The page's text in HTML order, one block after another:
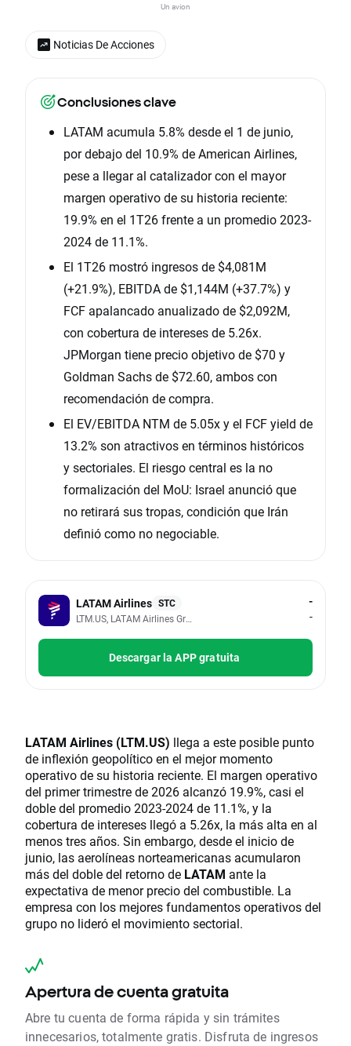
Un avion
Conclusiones clave
LATAM acumula 5.8% desde el 1 de junio,
por debajo del 10.9% de American Airlines,
pese a llegar al catalizador con el mayor
margen operativo de su historia reciente:
19.9% en el 1T26 frente a un promedio 2023-
2024 de 11.1%.
El 1T26 mostró ingresos de $4,081M
(+21.9%), EBITDA de $1,144M (+37.7%) y
FCF apalancado anualizado de $2,092M,
con cobertura de intereses de 5.26x.
JPMorgan tiene precio objetivo de $70 y
Goldman Sachs de $72.60, ambos con
recomendación de compra.
El EV/EBITDA NTM de 5.05x y el FCF yield de
13.2% son atractivos en términos históricos
y sectoriales. El riesgo central es la no
formalización del MoU: Israel anunció que
no retirará sus tropas, condición que Irán
definió como no negociable.
LATAM Airlines STC
LTM.US, LATAM Airlines Group SA
-
-
Descargar la APP gratuita
LATAM Airlines (LTM.US) llega a este posible punto
de inflexión geopolítico en el mejor momento
operativo de su historia reciente. El margen operativo
del primer trimestre de 2026 alcanzó 19.9%, casi el
doble del promedio 2023-2024 de 11.1%, y la
cobertura de intereses llegó a 5.26x, la más alta en al
menos tres años. Sin embargo, desde el inicio de
junio, las aerolíneas norteamericanas acumularon
más del doble del retorno de LATAM ante la
expectativa de menor precio del combustible. La
empresa con los mejores fundamentos operativos del
grupo no lideró el movimiento sectorial.
Apertura de cuenta gratuita
Abre tu cuenta de forma rápida y sin trámites
innecesarios, totalmente gratis. Disfruta de ingresos
Noticias De Acciones